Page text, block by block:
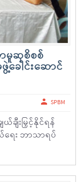
မူဆုစိစစ်
ေါင်းဆောင်
SPBM
ယ်ချီးမြှင့်နိုင်ရန်
ေး ဘာသာရပ်